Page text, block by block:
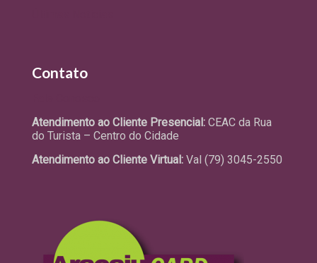
Contato
Atendimento ao Cliente Presencial: CEAC da Rua
do Turista – Centro do Cidade
Atendimento ao Cliente Virtual: Val (79) 3045-2550